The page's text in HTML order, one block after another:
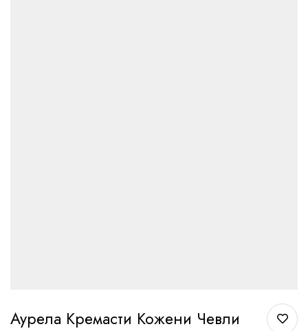
Аурела Кремасти Кожени Чевли